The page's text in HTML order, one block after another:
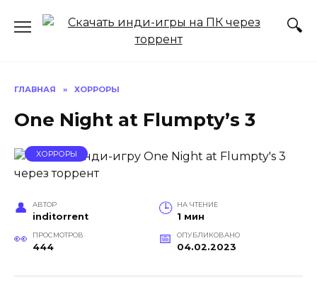
ГЛАВНАЯ » ХОРРОРЫ
One Night at Flumpty’s 3
ХОРРОРЫ
АВТОР
inditorrent
НА ЧТЕНИЕ
1 мин
ПРОСМОТРОВ
444
ОПУБЛИКОВАНО
04.02.2023